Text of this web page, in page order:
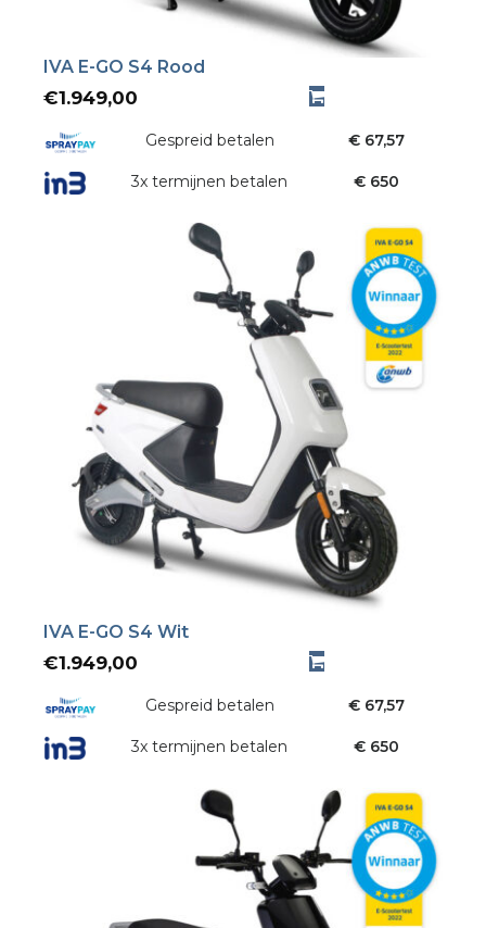
IVA E-GO S4 Rood
€1.949,00
Gespreid betalen € 67,57
3x termijnen betalen € 650
IVA E-GO S4 Wit
€1.949,00
Gespreid betalen € 67,57
3x termijnen betalen € 650